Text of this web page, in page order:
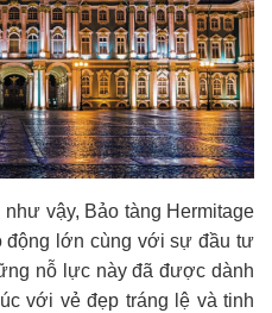
vậy, Bảo tàng Hermitage
lớn cùng với sự đầu tư
nỗ lực này đã được dành
với vẻ đẹp tráng lệ và tinh